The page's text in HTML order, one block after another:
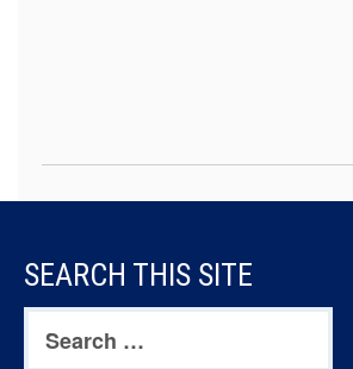
FOOTER
CONTENT
SEARCH THIS SITE
Search
for: